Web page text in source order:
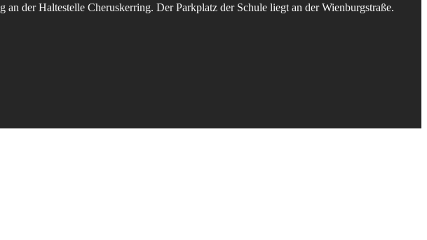
der Haltestelle Cheruskerring. Der Parkplatz der Schule liegt an der Wienburgstraße.